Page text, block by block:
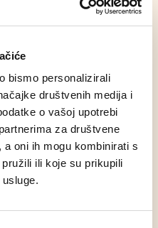
bismo personalizirali
društvenih medija i
o vašoj upotrebi
za društvene
oni ih mogu kombinirati s
ili koje su prikupili
i obnovu maloprodajne
strateške
Kroz ovakve modele
bankama da oslobode
za održivi rast i razvoj.
i realnog sektora